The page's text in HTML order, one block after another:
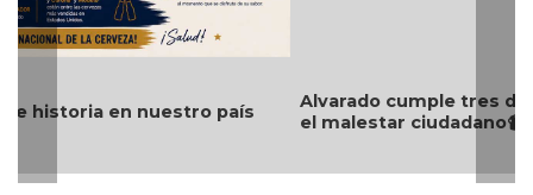
Alvarado cumple tres días sin luz ni internet; crece
el malestar ciudadano📹